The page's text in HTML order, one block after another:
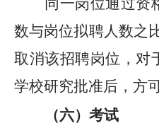
同一岗位通过资
数与岗位拟聘人数之
取消该招聘岗位，对
学校研究批准后，方
（六） 考试